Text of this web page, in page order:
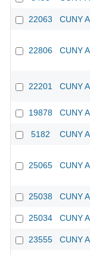
22063 CUNY
22806 CUNY
22201 CUNY
19878 CUNY
5182 CUNY
25065 CUNY
25038 CUNY
25034 CUNY
23555
CUNY